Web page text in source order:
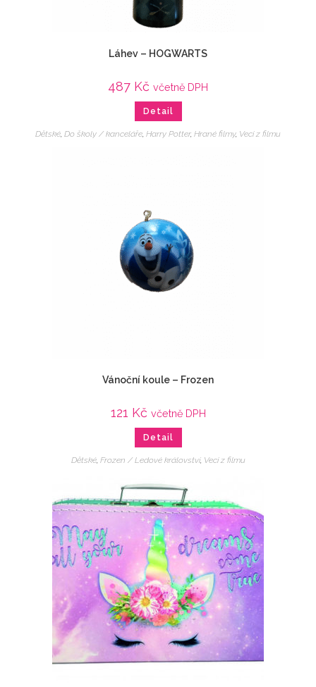
Láhev – HOGWARTS
487 Kč včetně DPH
Detail
Dětské, Do školy / kanceláře, Harry Potter, Hrané filmy, Veci z filmu
Vánoční koule – Frozen
121 Kč včetně DPH
Detail
Dětské, Frozen / Ledové království, Veci z filmu